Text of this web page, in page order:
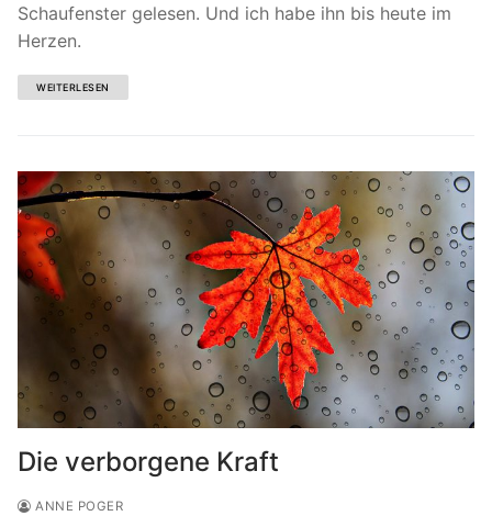
Schaufenster gelesen. Und ich habe ihn bis heute im
Herzen.
WEITERLESEN
Die verborgene Kraft
ANNE POGER